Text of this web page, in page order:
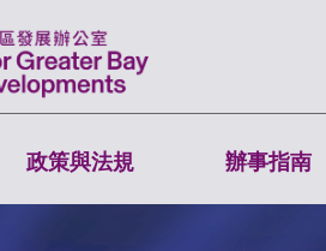
政策與法規 辦事指南